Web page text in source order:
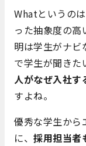
Whatというの
った抽象度の高
明は学生がナビ
で学生が聞きた
人がなぜ入社す
すよね。
優秀な学生から
に、 採用担当者